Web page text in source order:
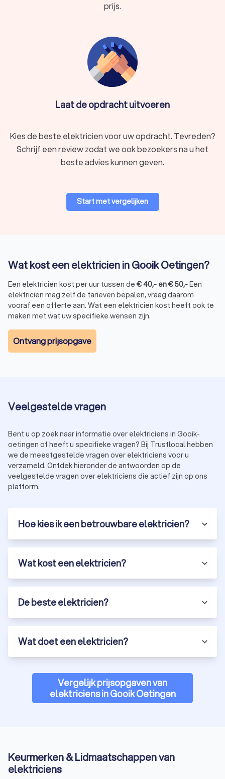
prijs.
Laat de opdracht uitvoeren
Kies de beste elektricien voor uw opdracht. Tevreden?
Schrijf een review zodat we ook bezoekers na u het
beste advies kunnen geven.
Start met vergelijken
Wat kost een elektricien in Gooik Oetingen?
Een elektricien kost per uur tussen de €40,- en€50,-Een
elektricien mag zelf de tarieven bepalen, vraag daarom
vooraf een offerte aan. Wat een elektricien kost heeft ook te
maken met wat uw specifieke wensen zijn.
Ontvang prijsopgave
Veelgestelde vragen
Bent u op zoek naar informatie over elektriciens in Gooik-
oetingen of heeft u specifieke vragen? Bij Trustlocal hebben
we de meestgestelde vragen over elektriciens voor u
verzameld. Ontdek hieronder de antwoorden op de
veelgestelde vragen over elektriciens die actief zijn op ons
platform.
Hoe kies ik een betrouwbare elektricien?
Wat kost een elektricien?
De beste elektricien?
Wat doet een elektricien?
Vergelijk prijsopgaven van
elektriciens in Gooik Oetingen
Keurmerken & Lidmaatschappen van
elektriciens